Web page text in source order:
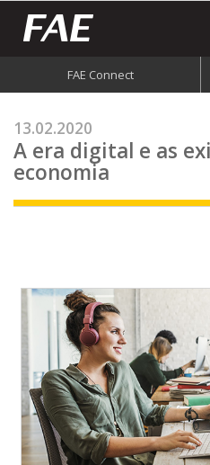
FAE Connect
13.02.2020
A era digital e as
economia